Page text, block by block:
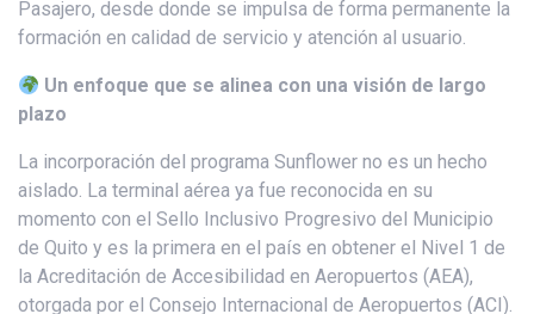
Pasajero, desde donde se impulsa de forma permanente la
formación en calidad de servicio y atención al usuario.
Un enfoque que se alinea con una visión de largo
plazo
La incorporación del programa Sunflower no es un hecho
aislado. La terminal aérea ya fue reconocida en su
momento con el Sello Inclusivo Progresivo del Municipio
de Quito y es la primera en el país en obtener el Nivel 1 de
la Acreditación de Accesibilidad en Aeropuertos (AEA),
otorgada por el Consejo Internacional de Aeropuertos (ACI).